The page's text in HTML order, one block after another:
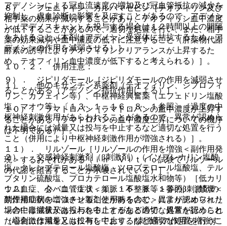
８）． フェニトイン、カルバマゼピン［テオフィリン及び
相手薬の効果が減弱することがあり、テオフィリン血中濃度
が低下することがあるので、適切な処置を行い、また、相手
薬の効果減弱や血中濃度の低下に注意すること（肝薬物代謝
酵素の誘導によりテオフィリンクリアランスが上昇するた
め、テオフィリン血中濃度が低下すると考えられる）］。
９）． ジピリダモール［ジピリダモールの作用を減弱させ
ることがある（アデノシン拮抗作用による）］。
１０）． ラマトロバン［ラマトロバンの血中濃度が上昇す
ることがある（ラマトロバンの血中濃度上昇についての機序
は不明である）］。
１１）． リルゾール［リルゾールの作用を増強＜副作用発
現＞するおそれがある（ｉｎ ｖｉｔｒｏ試験でリルゾール
の代謝を阻害することが示唆されている）］。
１２）． タバコ〔１３．１、１６．８．１参照〕［禁煙＜
禁煙補助剤のニコチン製剤使用時を含む＞によりテオフィリ
ンの中毒症状があらわれることがあるので、異常が認められ
た場合には減量又は投与を中止するなど適切な処置を行うこ
アデノシンによる冠血流速度の増加及び冠血管抵抗の減少を
抑制し、虚血診断に影響を及ぼすことがあるので、アデノシ
ン（アデノスキャン）を投与する場合は１２時間以上の間隔
をあけること（本剤はアデノシン受容体に拮抗するため、ア
デノシンの作用を減弱させる）］。
１０．２． 併用注意：
１）． 他のキサンチン系薬剤（テオフィリン、ジプロフィ
リン、カフェイン等）、中枢神経興奮薬（エフェドリン塩酸
塩、マオウ等）〔１３．１、１６．８．１参照〕［過度の中
枢神経刺激作用があらわれることがあるので、異常が認めら
れた場合には減量又は投与を中止するなど適切な処置を行う
こと（併用により中枢神経刺激作用が増強される）］。
２）． 交感神経刺激剤（β刺激剤）（イソプレナリン塩酸
塩、クレンブテロール塩酸塩、ツロブテロール塩酸塩、テル
ブタリン硫酸塩、プロカテロール塩酸塩水和物等）［低カリ
ウム血症、心・血管症状＜頻脈・不整脈等＞等のβ刺激剤の
副作用症状を増強させることがあるので、異常が認められた
場合には減量又は投与を中止するなど適切な処置を行うこと
（心刺激作用をともに有しており、β刺激剤の作用を増強す